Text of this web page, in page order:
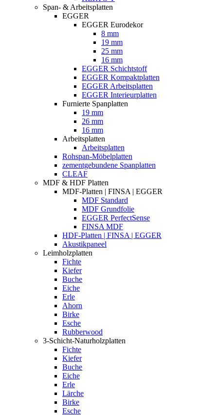
Span- & Arbeitsplatten
EGGER
EGGER Eurodekor
8 mm
19 mm
25 mm
16 mm
EGGER Schichtstoff
EGGER Kompaktplatten
EGGER Arbeitsplatten
EGGER Interieurplatten
Furnierte Spanplatten
19 mm
26 mm
16 mm
Arbeitsplatten
Arbeitsplatten
Rohspan-Möbelplatten
zementgebundene Spanplatten
CLEAF
MDF & HDF Platten
MDF-Platten | FINSA | EGGER
MDF Standard
MDF Grundfolie
EGGER PerfectSense
FINSA MDF
HDF-Platten | FINSA | EGGER
Akustikpaneel
Leimholzplatten
Fichte
Kiefer
Buche
Eiche
Erle
Ahorn
Birke
Esche
Rubberwood
3-Schicht-Naturholzplatten
Fichte
Kiefer
Buche
Eiche
Erle
Lärche
Birke
Esche